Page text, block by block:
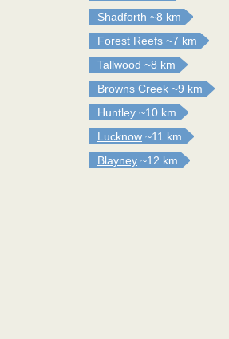
Shadforth ~8 km
Forest Reefs ~7 km
Tallwood ~8 km
Browns Creek ~9 km
Huntley ~10 km
Lucknow ~11 km
Blayney ~12 km